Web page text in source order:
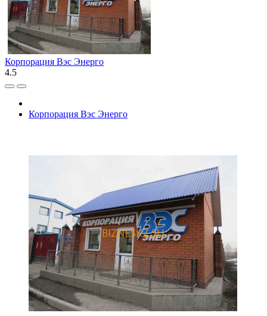
Корпорация Вэс Энерго
4.5
Корпорация Вэс Энерго